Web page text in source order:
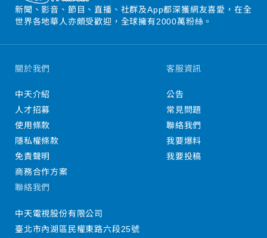
新聞、影音、節目、直播、社群及App都深獲網友喜愛，在全
世界各地華人亦頗受歡迎，全球擁有2000萬粉絲。
關於我們
中天介紹
人才招募
使用條款
隱私權條款
免責聲明
商務合作方案
客服資訊
公告
常見問題
聯絡我們
我要爆料
我要投稿
聯絡我們
中天電視股份有限公司
臺北市內湖區民權東路六段25號